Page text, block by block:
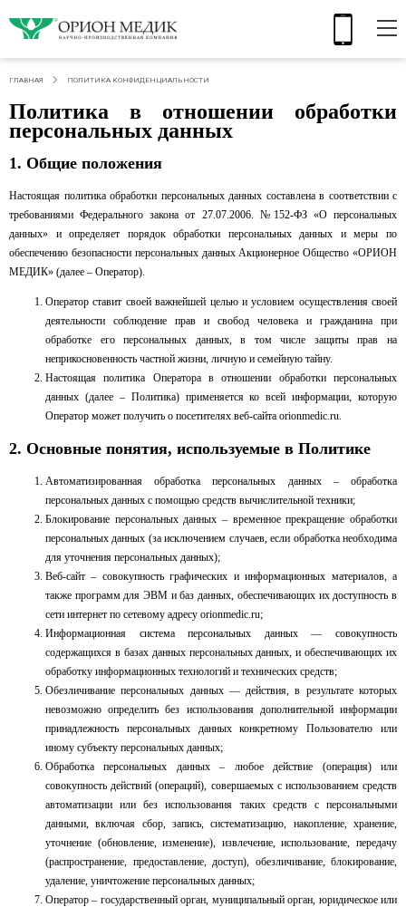
ГЛАВНАЯ ПОЛИТИКА КОНФИДЕНЦИАЛЬНОСТИ
Политика в отношении обработки
персональных данных
1. Общие положения
Настоящая политика обработки персональных данных составлена в соответствии с
требованиями Федерального закона от 27.07.2006. №152-ФЗ «О персональных
данных» и определяет порядок обработки персональных данных и меры по
обеспечению безопасности персональных данных Акционерное Общество «ОРИОН
МЕДИК» (далее – Оператор).
Оператор ставит своей важнейшей целью и условием осуществления своей
деятельности соблюдение прав и свобод человека и гражданина при
обработке его персональных данных, в том числе защиты прав на
неприкосновенность частной жизни, личную и семейную тайну.
Настоящая политика Оператора в отношении обработки персональных
данных (далее – Политика) применяется ко всей информации, которую
Оператор может получить о посетителях веб-сайта orionmedic.ru.
2. Основные понятия, используемые в Политике
Автоматизированная обработка персональных данных – обработка
персональных данных с помощью средств вычислительной техники;
Блокирование персональных данных – временное прекращение обработки
персональных данных (за исключением случаев, если обработка необходима
для уточнения персональных данных);
Веб-сайт – совокупность графических и информационных материалов, а
также программ для ЭВМ и баз данных, обеспечивающих их доступность в
сети интернет по сетевому адресу orionmedic.ru;
Информационная система персональных данных — совокупность
содержащихся в базах данных персональных данных, и обеспечивающих их
обработку информационных технологий и технических средств;
Обезличивание персональных данных — действия, в результате которых
невозможно определить без использования дополнительной информации
принадлежность персональных данных конкретному Пользователю или
иному субъекту персональных данных;
Обработка персональных данных – любое действие (операция) или
совокупность действий (операций), совершаемых с использованием средств
автоматизации или без использования таких средств с персональными
данными, включая сбор, запись, систематизацию, накопление, хранение,
уточнение (обновление, изменение), извлечение, использование, передачу
(распространение, предоставление, доступ), обезличивание, блокирование,
удаление, уничтожение персональных данных;
Оператор – государственный орган, муниципальный орган, юридическое или